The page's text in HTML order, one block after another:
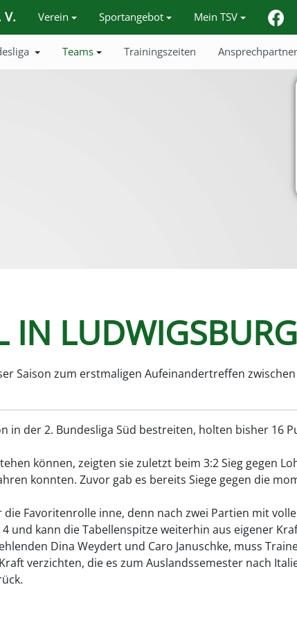
V. Verein Sportangebot Mein TSV
Teams Trainingszeiten Ansprechpartner
IN LUDWIGSBURG
Saison zum erstmaligen Aufeinandertreffen
in der 2. Bundesliga Süd bestreiten, holten bisher 16
können, zeigten sie zuletzt beim 3:2 Sieg gegen
konnten. Zuvor gab es bereits Siege gegen die
die Favoritenrolle inne, denn nach zwei Partien mit
und kann die Tabellenspitze weiterhin aus eigener
Dina Weydert und Caro Januschke, muss
verzichten, die es zum Auslandssemester nach